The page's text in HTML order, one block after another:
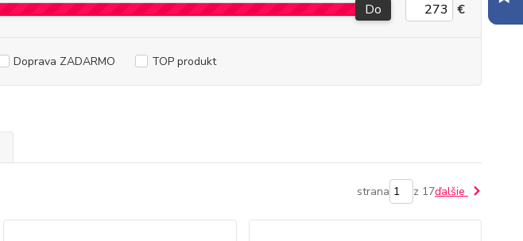
Do €
Doprava ZADARMO TOP produkt
strana z 17ďalšie